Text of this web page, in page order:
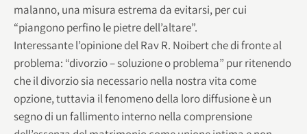
malanno, una misura estrema da evitarsi, per cui
“piangono perfino le pietre dell’altare”.
Interessante l’opinione del Rav R. Noibert che di fronte al
problema: “divorzio – soluzione o problema” pur ritenendo
che il divorzio sia necessario nella nostra vita come
opzione, tuttavia il fenomeno della loro diffusione è un
segno di un fallimento interno nella comprensione